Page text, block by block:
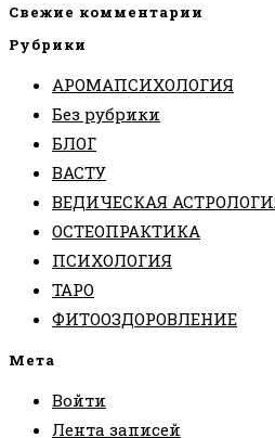
Свежие комментарии
Рубрики
АРОМАПСИХОЛОГИЯ
Без рубрики
БЛОГ
ВАСТУ
ВЕДИЧЕСКАЯ
ОСТЕОПРАКТИКА
ПСИХОЛОГИЯ
ТАРО
ФИТООЗДОРОВЛЕНИЕ
Мета
Войти
Лента записей